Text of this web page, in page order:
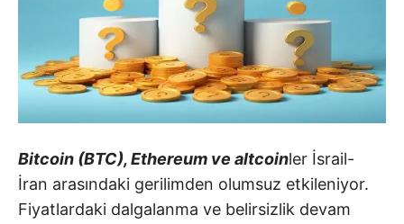
Bitcoin (BTC), Ethereum ve altcoinler İsrail-
İran arasındaki gerilimden olumsuz etkileniyor.
Fiyatlardaki dalgalanma ve belirsizlik devam